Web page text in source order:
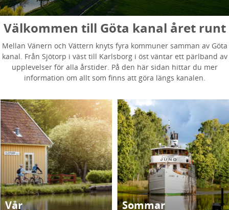
Välkommen till Göta kanal året runt
Mellan Vänern och Vättern knyts fyra kommuner samman av Göta
kanal. Från Sjötorp i väst till Karlsborg i öst väntar ett pärlband av
upplevelser för alla årstider. På den här sidan hittar du mer
information om allt som finns att göra längs kanalen.
Vår Sommar